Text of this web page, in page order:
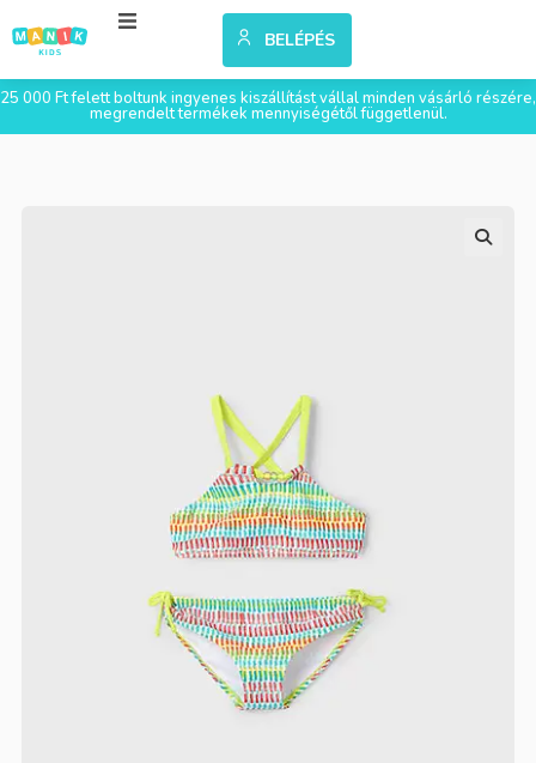
BELÉPÉS
25 000 Ft felett boltunk ingyenes kiszállítást vállal minden vásárló részére,
megrendelt termékek mennyiségétől függetlenül.